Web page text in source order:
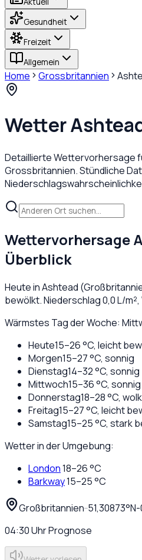
Gesundheit
Freizeit
Allgemein
Home Grossbritannien
Wetter
Detaillierte Wettervorhersage
Grossbritannien. Stündliche
Wettervorhersage
Überblick
Heute inAshtead (
bewölkt. Niederschlag0,0L/
Wärmstes Tag der Woche:
Heute15–26°C, leicht
Morgen15–27°C, sonnig
Dienstag14–32°C, sonnig
Mittwoch15–36°C, sonnig
Donnerstag18–28°C,
Freitag15–27°C, leicht
Samstag15–25°C, stark
Wetter in der Umgebung:
London18–26°C
Barkway15–25°C
Großbritannien··51,30873°N
04:30UhrPrognose